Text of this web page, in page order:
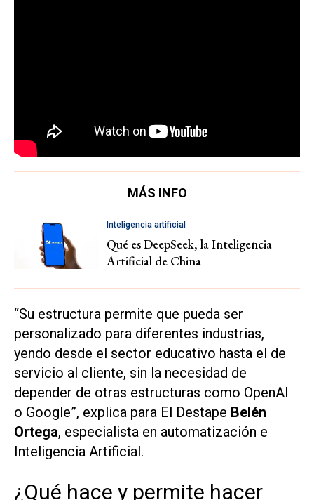
MÁS INFO
Inteligencia artificial
Qué es DeepSeek, la Inteligencia
Artificial de China
“Su estructura permite que pueda ser
personalizado para diferentes industrias,
yendo desde el sector educativo hasta el de
servicio al cliente, sin la necesidad de
depender de otras estructuras como OpenAI
o Google”, explica para El Destape Belén
Ortega, especialista en automatización e
Inteligencia Artificial.
¿Qué hace y permite hacer